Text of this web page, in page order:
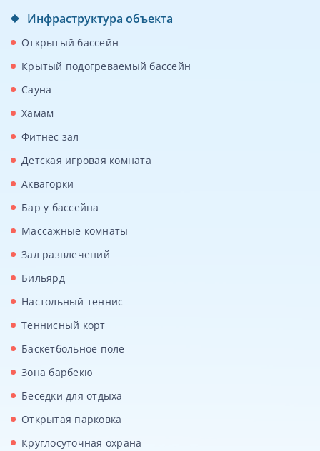
Инфраструктура объекта
Открытый бассейн
Крытый подогреваемый бассейн
Сауна
Хамам
Фитнес зал
Детская игровая комната
Аквагорки
Бар у бассейна
Массажные комнаты
Зал развлечений
Бильярд
Настольный теннис
Теннисный корт
Баскетбольное поле
Зона барбекю
Беседки для отдыха
Открытая парковка
Круглосуточная охрана